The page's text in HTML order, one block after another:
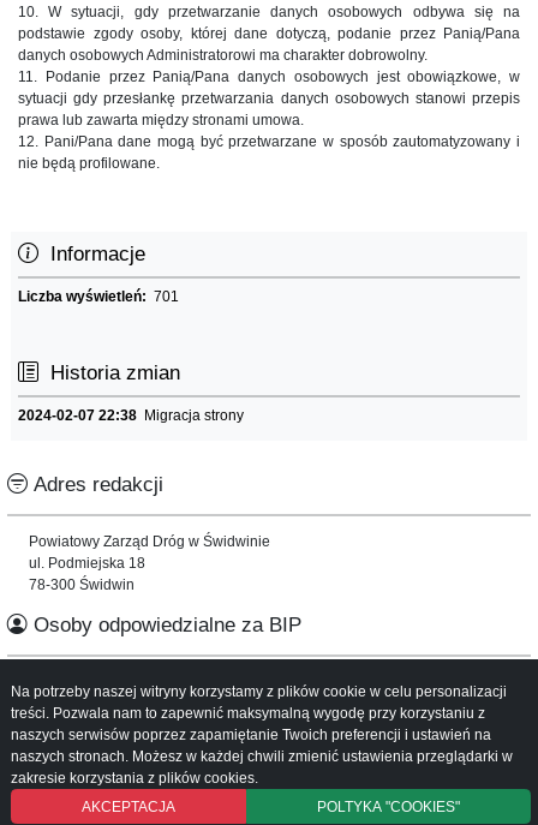
10. W sytuacji, gdy przetwarzanie danych osobowych odbywa się na
podstawie zgody osoby, której dane dotyczą, podanie przez Panią/Pana
danych osobowych Administratorowi ma charakter dobrowolny.
11. Podanie przez Panią/Pana danych osobowych jest obowiązkowe, w
sytuacji gdy przesłankę przetwarzania danych osobowych stanowi przepis
prawa lub zawarta między stronami umowa.
12. Pani/Pana dane mogą być przetwarzane w sposób zautomatyzowany i
nie będą profilowane.
Informacje
Liczba wyświetleń: 701
Historia zmian
2024-02-07 22:38 Migracja strony
Adres redakcji
Powiatowy Zarząd Dróg w Świdwinie
ul. Podmiejska 18
78-300 Świdwin
Osoby odpowiedzialne za BIP
Informacje o serwisie
Mapa serwisu
Instrukcja obsługi
Na potrzeby naszej witryny korzystamy z plików cookie w celu personalizacji
treści. Pozwala nam to zapewnić maksymalną wygodę przy korzystaniu z
naszych serwisów poprzez zapamiętanie Twoich preferencji i ustawień na
naszych stronach. Możesz w każdej chwili zmienić ustawienia przeglądarki w
zakresie korzystania z plików cookies.
AKCEPTACJA
POLTYKA "COOKIES"